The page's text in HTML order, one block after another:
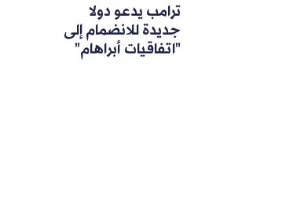
ترامب يدعو دولا
جديدة للانضمام إلى
"اتفاقيات أبراهام"